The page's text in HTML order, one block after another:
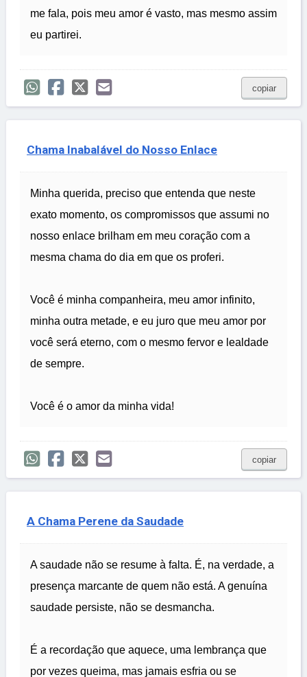
me fala, pois meu amor é vasto, mas mesmo assim
eu partirei.
copiar
Chama Inabalável do Nosso Enlace
Minha querida, preciso que entenda que neste
exato momento, os compromissos que assumi no
nosso enlace brilham em meu coração com a
mesma chama do dia em que os proferi.
Você é minha companheira, meu amor infinito,
minha outra metade, e eu juro que meu amor por
você será eterno, com o mesmo fervor e lealdade
de sempre.
Você é o amor da minha vida!
copiar
A Chama Perene da Saudade
A saudade não se resume à falta. É, na verdade, a
presença marcante de quem não está. A genuína
saudade persiste, não se desmancha.
É a recordação que aquece, uma lembrança que
por vezes queima, mas jamais esfria ou se